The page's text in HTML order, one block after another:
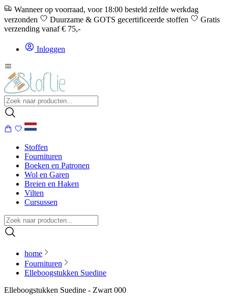
Wanneer op voorraad, voor 18:00 besteld zelfde werkdag
verzonden
Duurzame & GOTS gecertificeerde stoffen
Gratis
verzending vanaf € 75,-
Inloggen
Stoffen
Fournituren
Boeken en Patronen
Wol en Garen
Breien en Haken
Vilten
Cursussen
home
Fournituren
Elleboogstukken Suedine
Elleboogstukken Suedine - Zwart 000